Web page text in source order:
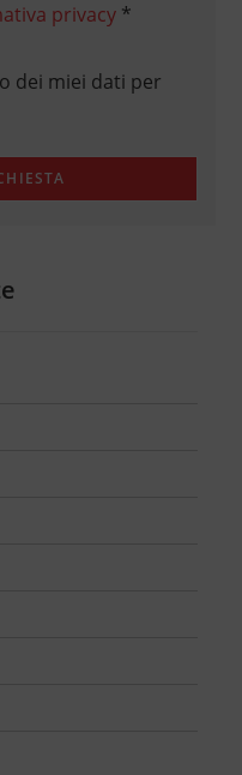
privacy*
dei miei dati per